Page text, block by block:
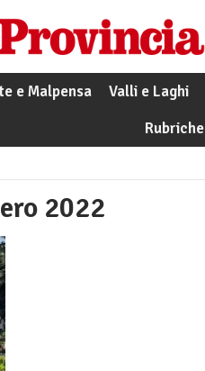
e Malpensa Valli e Laghi
Rubriche
2022